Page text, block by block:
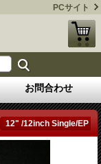
PCサイト
お問合わせ
12" /12inch Single/EP